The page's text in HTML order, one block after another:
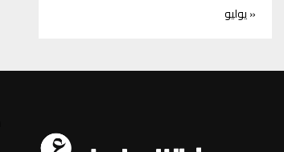
« يوليو